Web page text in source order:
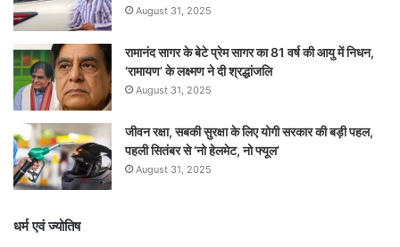
August 31, 2025
रामानंद सागर के बेटे प्रेम सागर का 81 वर्ष की आयु में निधन,
‘रामायण’ के लक्ष्मण ने दी श्रद्धांजलि
August 31, 2025
जीवन रक्षा, सबकी सुरक्षा के लिए योगी सरकार की बड़ी पहल,
पहली सितंबर से ‘नो हेलमेट, नो फ्यूल’
August 31, 2025
धर्म एवं ज्योतिष